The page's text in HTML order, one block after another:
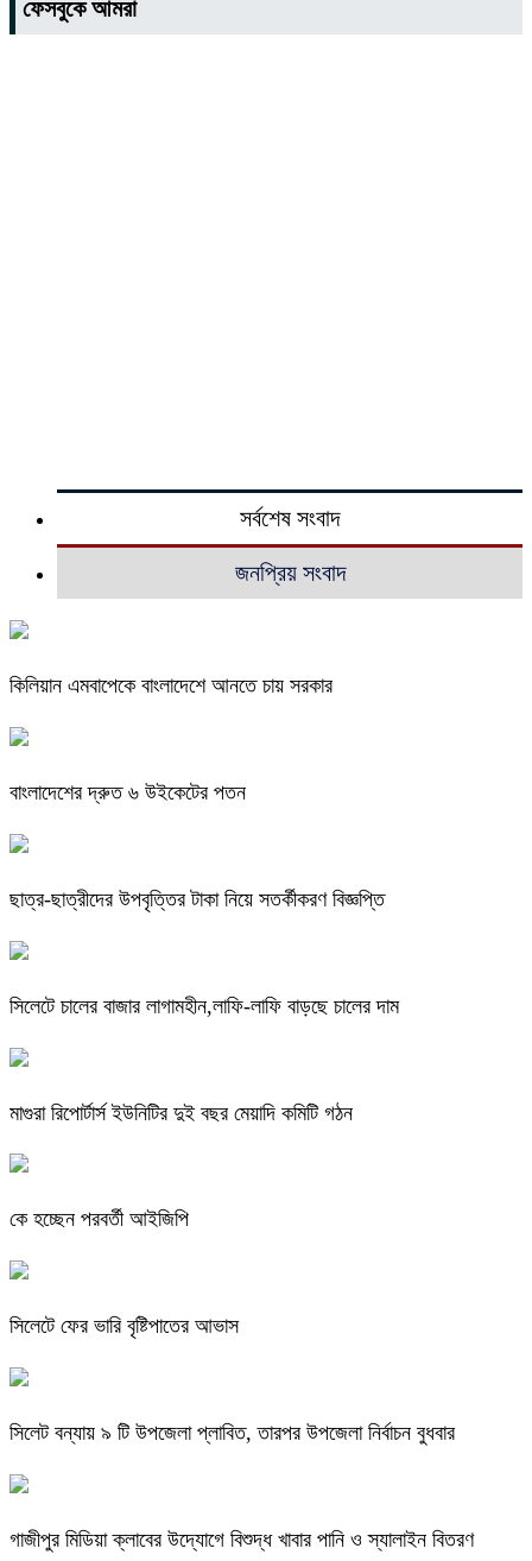
ফেসবুকে আমরা
সর্বশেষ সংবাদ
জনপ্রিয় সংবাদ
কিলিয়ান এমবাপেকে বাংলাদেশে আনতে চায় সরকার
বাংলাদেশের দ্রুত ৬ উইকেটের পতন
ছাত্র-ছাত্রীদের উপবৃত্তির টাকা নিয়ে সতর্কীকরণ বিজ্ঞপ্তি
সিলেটে চালের বাজার লাগামহীন,লাফি-লাফি বাড়ছে চালের দাম
মাগুরা রিপোর্টার্স ইউনিটির দুই বছর মেয়াদি কমিটি গঠন
কে হচ্ছেন পরবর্তী আইজিপি
সিলেটে ফের ভারি বৃষ্টিপাতের আভাস
সিলেট বন্যায় ৯ টি উপজেলা প্লাবিত, তারপর উপজেলা নির্বাচন বুধবার
গাজীপুর মিডিয়া ক্লাবের উদ্যোগে বিশুদ্ধ খাবার পানি ও স্যালাইন বিতরণ